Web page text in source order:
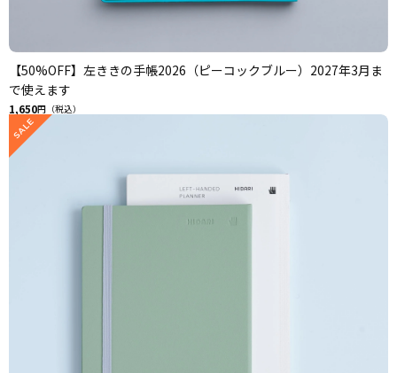
【50%OFF】左ききの手帳2026（ピーコックブルー）2027年3月ま
で使えます
1,650円（税込）